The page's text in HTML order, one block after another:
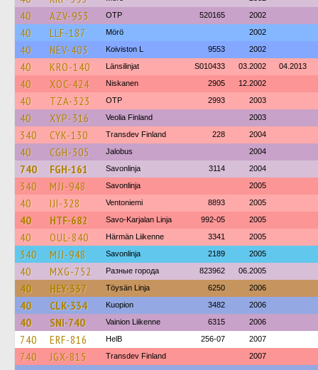
40 AZV-953 OTP 520165 2002
40 LLF-187 Mörö 2002
40 NEV-403 Koiviston L 9553 2002
40 KRO-140 Länsilinjat S010433 03.2002 04.2013
40 XOC-424 Niskanen 2905 12.2002
40 TZA-323 OTP 2993 2003
40 XYP-316 Veolia Finland 2003
340 CYK-130 Transdev Finland 228 2004
40 CGH-305 Jalobus 2004
740 FGH-161 Savonlinja 3114 2004
340 MJJ-948 Savonlinja 2005
40 IJI-328 Ventoniemi 8893 2005
40 HTF-682 Savo-Karjalan Linja 992-05 2005
40 OUL-840 Härmän Liikenne 3341 2005
340 MJJ-948 Savonlinja 2189 2005
40 MXG-752 Разные города 823962 06.2005
40 HEY-337 Töysän Linja 6250 2006
40 CLK-334 Kuopion 3482 2006
40 SNI-740 Vainion Liikenne 6315 2006
740 ERF-816 HelB 256-07 2007
740 JGX-815 Transdev Finland 2007